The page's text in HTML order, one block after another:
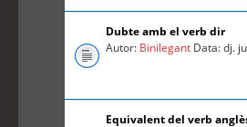
Dubte amb el verb dir
Autor: Binilegant Data: dj.
Equivalent del verb